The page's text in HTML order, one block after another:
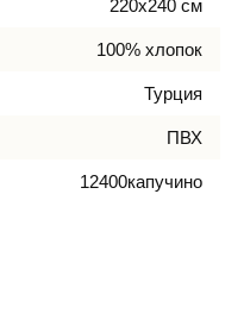
220х240 см
100% хлопок
Турция
ПВХ
12400капучино